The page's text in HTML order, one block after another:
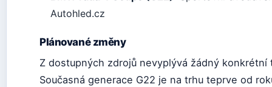
Autohled.cz
Plánované změny
Z dostupných zdrojů nevyplývá žádný
Současná generace G22 je na trhu teprve od